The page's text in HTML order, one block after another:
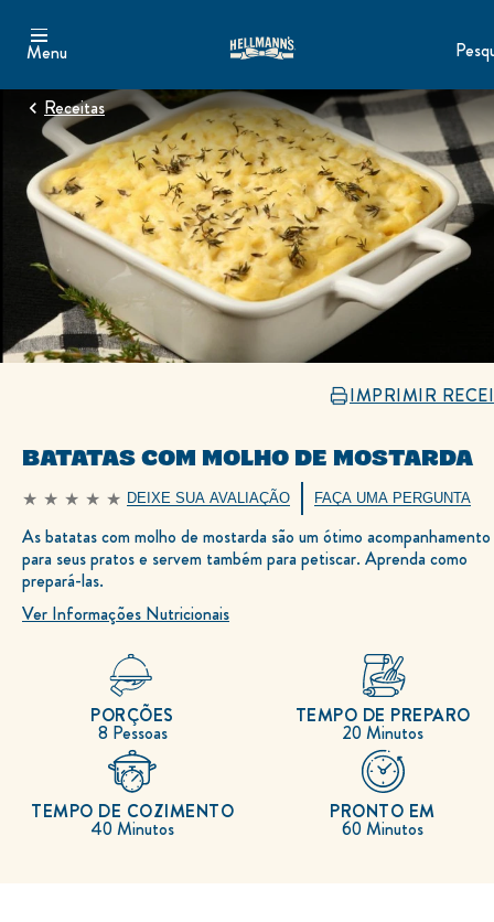
Menu
Receitas
IMPRIMIR
BATATAS COM MOLHO DE MOSTARDA
Nenhuma
enviada
para
este
recipe
DEIXE SUA AVALIAÇÃO FAÇA UMA PERGUNTA
As batatas com molho de mostarda são um ótimo acompanhamento
para seus pratos e servem também para petiscar. Aprenda como
prepará-las.
Ver Informações Nutricionais
8 Pessoas
PORÇÕES
20 Minutos
TEMPO DE PREPARO
40 Minutos
TEMPO DE COZIMENTO
60 Minutos
PRONTO EM